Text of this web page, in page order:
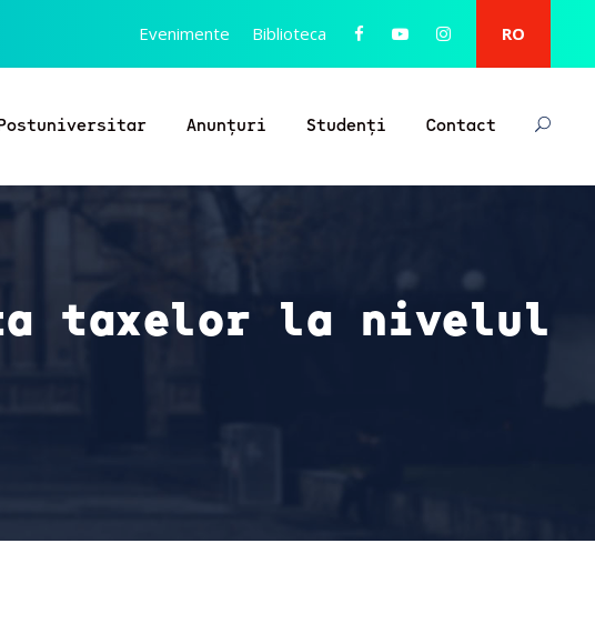
Evenimente Biblioteca RO
Anunțuri Studenți Contact
taxelor la nivelul